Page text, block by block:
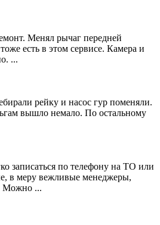
Менял рычаг передней
есть в этом сервисе. Камера и
...
рейку и насос гур поменяли.
вышло немало. По остальному
записаться по телефону на ТО или
в меру вежливые менеджеры,
Можно ...